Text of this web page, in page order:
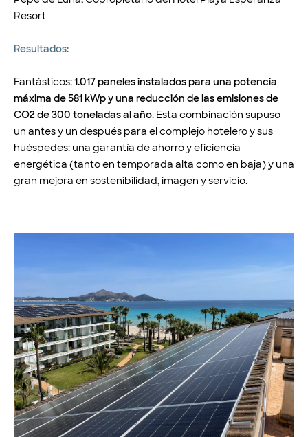
Resort
Resultados:
Fantásticos:1.017 paneles instalados para una potencia
máxima de 581 kWp y una reducción de las emisiones de
CO2 de 300 toneladas al año. Esta combinación supuso
un antes y un después para el complejo hotelero y sus
huéspedes: una garantía de ahorro y eficiencia
energética (tanto en temporada alta como en baja) y una
gran mejora en sostenibilidad, imagen y servicio.